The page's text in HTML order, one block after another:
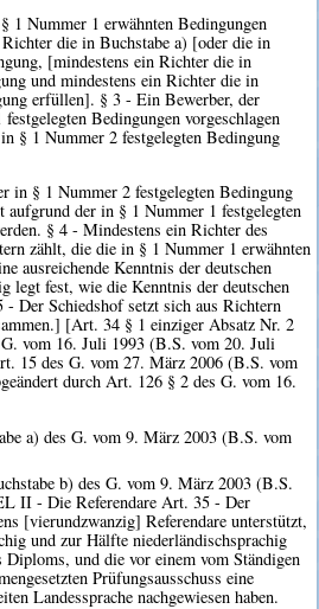
1 Nummer 1 erwähnten Bedingungen
die in Buchstabe a) [oder die in
[mindestens ein Richter die in
und mindestens ein Richter die in
erfüllen]. § 3 - Ein Bewerber, der
Bedingungen vorgeschlagen
§ 1 Nummer 2 festgelegten Bedingung
in § 1 Nummer 2 festgelegten Bedingung
aufgrund der in § 1 Nummer 1 festgelegten
§ 4 - Mindestens ein Richter des
zählt, die die in § 1 Nummer 1 erwähnten
ausreichende Kenntnis der deutschen
legt fest, wie die Kenntnis der deutschen
- Der Schiedshof setzt sich aus Richtern
[Art. 34 § 1 einziger Absatz Nr. 2
vom 16. Juli 1993 (B.S. vom 20. Juli
15 des G. vom 27. März 2006 (B.S. vom
durch Art. 126 § 2 des G. vom 16.
a) des G. vom 9. März 2003 (B.S. vom
b) des G. vom 9. März 2003 (B.S.
II - Die Referendare Art. 35 - Der
[vierundzwanzig] Referendare unterstützt,
und zur Hälfte niederländischsprachig
Diploms, und die vor einem vom Ständigen
Prüfungsausschuss eine
Landessprache nachgewiesen haben.